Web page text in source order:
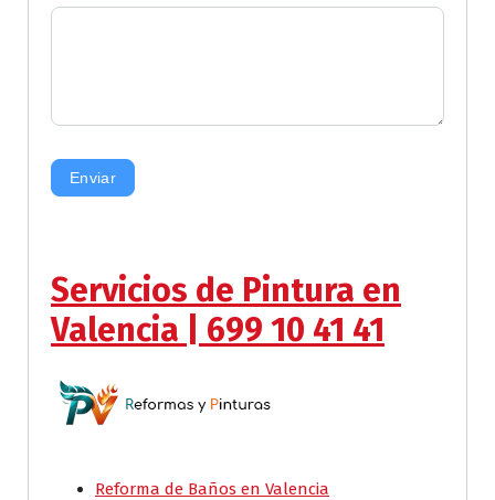
Enviar
Servicios de Pintura en
Valencia | 699 10 41 41
Reforma de Baños en Valencia